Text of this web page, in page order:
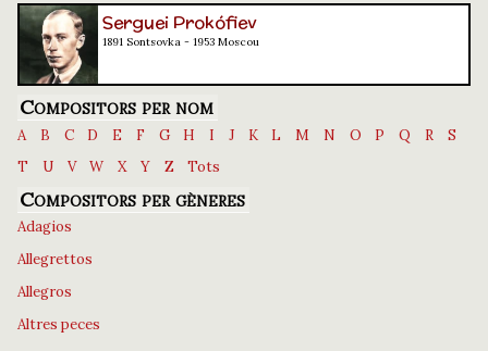
Serguei Prokófiev
1891 Sontsovka - 1953 Moscou
Compositors per nom
A B C D E F G H I J K L M N O P Q R
S
T
U V W X Y Z Tots
Compositors per gèneres
Adagios
Allegrettos
Allegros
Altres peces